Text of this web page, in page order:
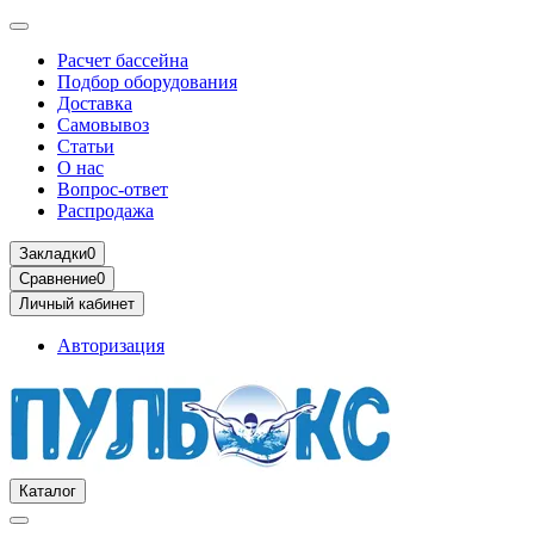
Расчет бассейна
Подбор оборудования
Доставка
Самовывоз
Статьи
О нас
Вопрос-ответ
Распродажа
Закладки0
Сравнение0
Личный кабинет
Авторизация
Каталог